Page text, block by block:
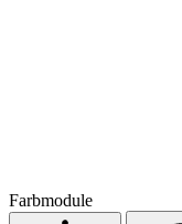
Farbmodule